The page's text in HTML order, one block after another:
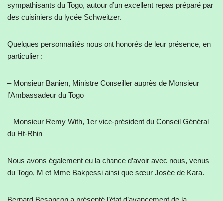
sympathisants du Togo, autour d’un excellent repas préparé par
des cuisiniers du lycée Schweitzer.
Quelques personnalités nous ont honorés de leur présence, en
particulier :
– Monsieur Banien, Ministre Conseiller auprès de Monsieur
l’Ambassadeur du Togo
– Monsieur Remy With, 1er vice-président du Conseil Général
du Ht-Rhin
Nous avons également eu la chance d’avoir avec nous, venus
du Togo, M et Mme Bakpessi ainsi que sœur Josée de Kara.
Bernard Besançon a présenté l’état d’avancement de la